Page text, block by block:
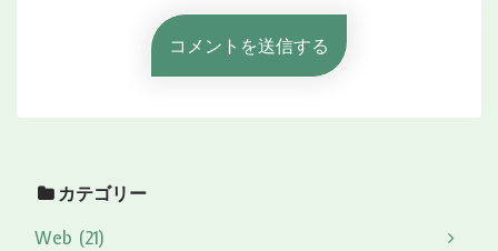
カテゴリー
Web (21)